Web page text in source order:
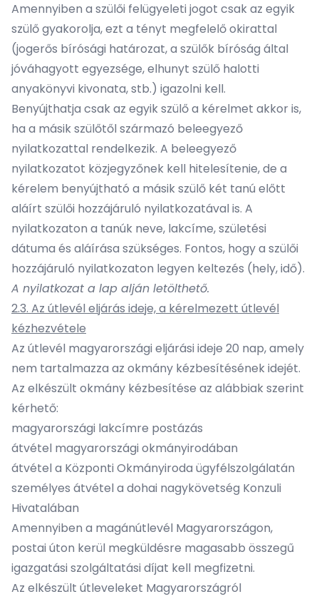
Amennyiben a szülői felügyeleti jogot csak az egyik
szülő gyakorolja, ezt a tényt megfelelő okirattal
(jogerős bírósági határozat, a szülők bíróság által
jóváhagyott egyezsége, elhunyt szülő halotti
anyakönyvi kivonata, stb.) igazolni kell.
Benyújthatja csak az egyik szülő a kérelmet akkor is,
ha a másik szülőtől származó beleegyező
nyilatkozattal rendelkezik. A beleegyező
nyilatkozatot közjegyzőnek kell hitelesítenie, de a
kérelem benyújtható a másik szülő két tanú előtt
aláírt szülői hozzájáruló nyilatkozatával is. A
nyilatkozaton a tanúk neve, lakcíme, születési
dátuma és aláírása szükséges. Fontos, hogy a szülői
hozzájáruló nyilatkozaton legyen keltezés (hely, idő).
A nyilatkozat a lap alján letölthető.
2.3. Az útlevél eljárás ideje, a kérelmezett útlevél
kézhezvétele
Az útlevél magyarországi eljárási ideje 20 nap, amely
nem tartalmazza az okmány kézbesítésének idejét.
Az elkészült okmány kézbesítése az alábbiak szerint
kérhető:
magyarországi lakcímre postázás
átvétel magyarországi okmányirodában
átvétel a Központi Okmányiroda ügyfélszolgálatán
személyes átvétel a dohai nagykövetség Konzuli
Hivatalában
Amennyiben a magánútlevél Magyarországon,
postai úton kerül megküldésre magasabb összegű
igazgatási szolgáltatási díjat kell megfizetni.
Az elkészült útleveleket Magyarországról